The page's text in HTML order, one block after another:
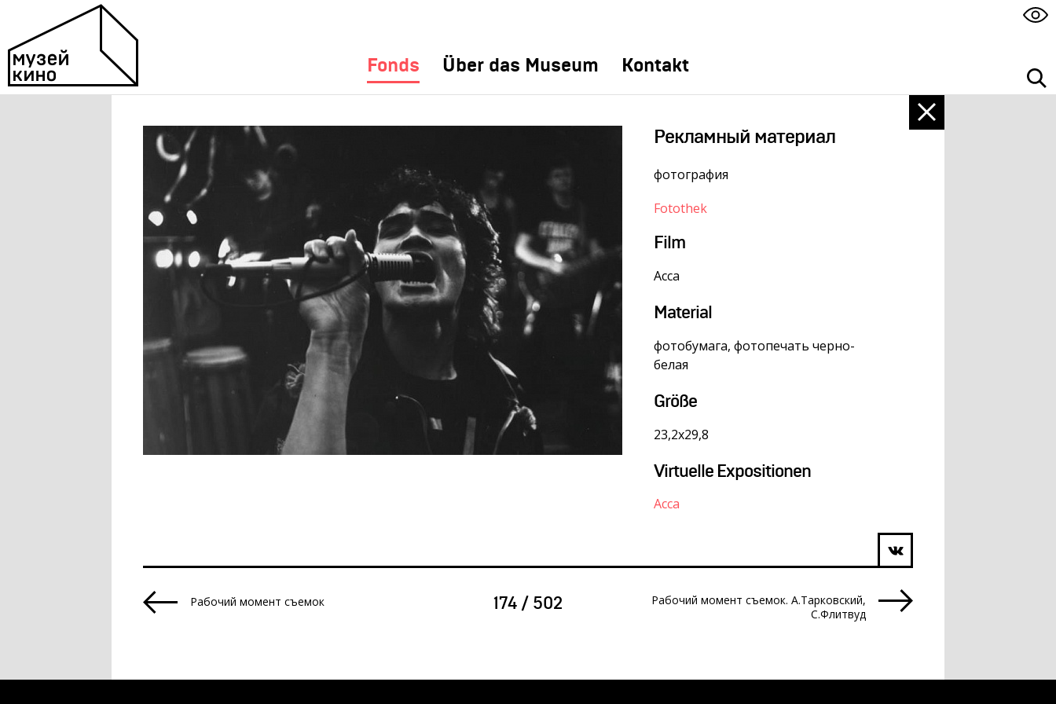
Fonds Über das Museum Kontakt
Рекламный материал
фотография
Fotothek
Film
Асса
Material
фотобумага, фотопечать черно-
белая
Größe
23,2х29,8
Virtuelle Expositionen
Асса
Рабочий момент съемок 174 / 502
Рабочий момент съемок. А.Тарковский,
С.Флитвуд